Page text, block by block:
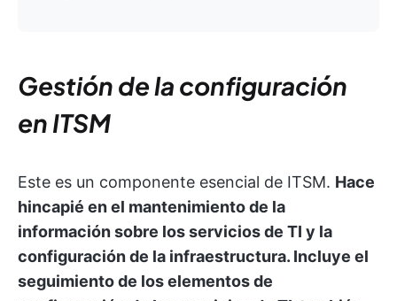
Gestión de la configuración
en ITSM
Este es un componente esencial de ITSM. Hace
hincapié en el mantenimiento de la
información sobre los servicios de TI y la
configuración de la infraestructura. Incluye el
seguimiento de los elementos de